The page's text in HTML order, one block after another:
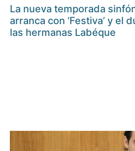
La nueva temporada
arranca con ‘Festiva’ y el
las hermanas Labéque